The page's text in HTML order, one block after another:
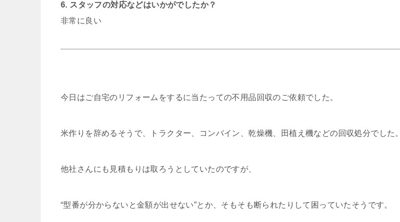
6. スタッフの対応などはいかがでしたか？
非常に良い
今日はご自宅のリフォームをするに当たっての不用品回収のご依頼でした。
米作りを辞めるそうで、トラクター、コンバイン、乾燥機、田植え機などの回収処分でした。
他社さんにも見積もりは取ろうとしていたのですが、
“型番が分からないと金額が出せない”とか、そもそも断られたりして困っていたそうです。